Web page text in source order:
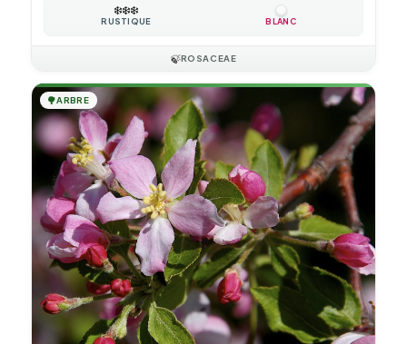
❄️❄️❄️
RUSTIQUE BLANC
🍃ROSACEAE
🌳ARBRE